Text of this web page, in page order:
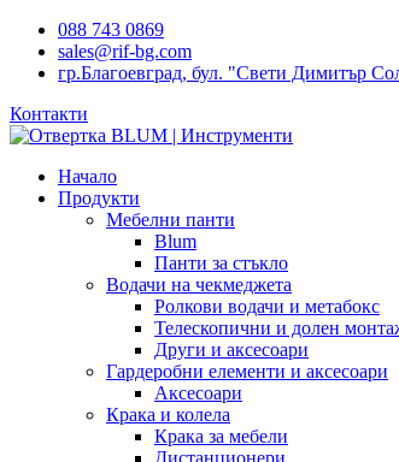
088 743 0869
sales@rif-bg.com
гр.Благоевград, бул. "Свети Димитър
Контакти
Начало
Продукти
Мебелни панти
Blum
Панти за стъкло
Водачи на чекмеджета
Ролкови водачи и метабокс
Телескопични и долен
Други и аксесоари
Гардеробни елементи и аксесоари
Аксесоари
Крака и колела
Крака за мебели
Дистанционери